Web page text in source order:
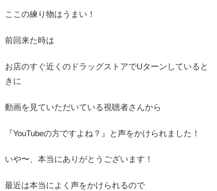
ここの練り物はうまい！
前回来た時は
お店のすぐ近くのドラッグストアでUターンしていると
きに
動画を見ていただいている視聴者さんから
『YouTubeの方ですよね？』と声をかけられました！
いや〜、本当にありがとうございます！
最近は本当によく声をかけられるので